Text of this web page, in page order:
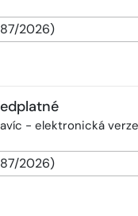
- elektronická